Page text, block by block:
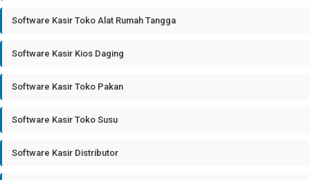
Software Kasir Toko Alat Rumah Tangga
Software Kasir Kios Daging
Software Kasir Toko Pakan
Software Kasir Toko Susu
Software Kasir Distributor